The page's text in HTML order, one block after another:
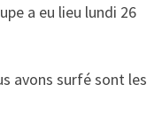
a eu lieu lundi 26
avons surfé sont les